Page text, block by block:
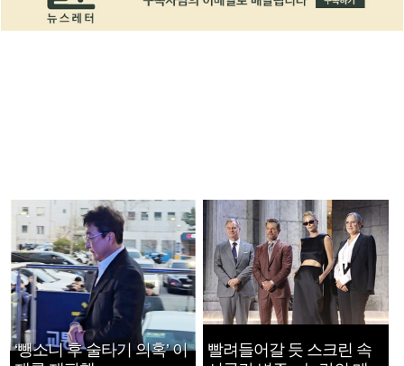
‘뺑소니 후 술타기 의혹’ 이
빨려들어갈 듯 스크린 속